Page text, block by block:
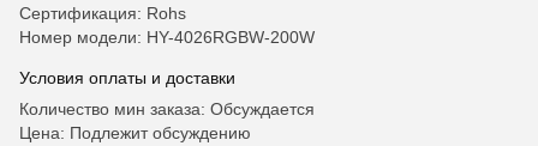
Сертификация: Rohs
Номер модели: HY-4026RGBW-200W
Условия оплаты и доставки
Количество мин заказа: Обсуждается
Цена: Подлежит обсуждению